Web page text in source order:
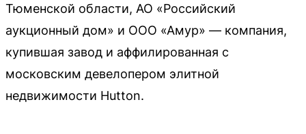
Тюменской области, АО «Российский
аукционный дом» и ООО «Амур» — компания,
купившая завод и аффилированная с
московским девелопером элитной
недвижимости Hutton.